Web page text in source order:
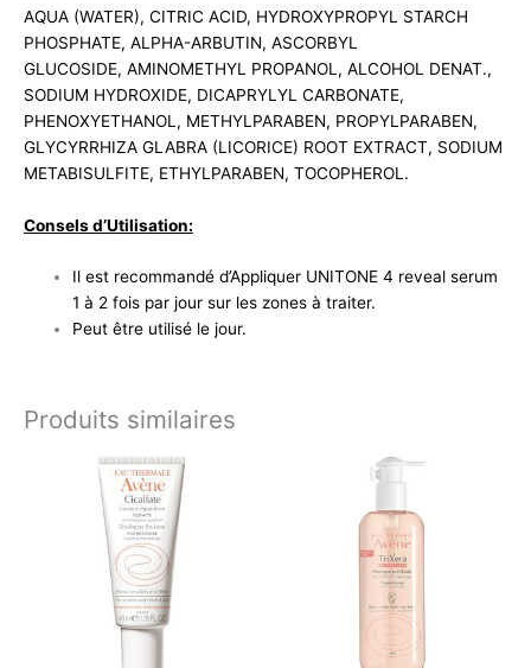
AQUA (WATER), CITRIC ACID, HYDROXYPROPYL STARCH
PHOSPHATE, ALPHA-ARBUTIN, ASCORBYL
GLUCOSIDE, AMINOMETHYL PROPANOL, ALCOHOL DENAT.,
SODIUM HYDROXIDE, DICAPRYLYL CARBONATE,
PHENOXYETHANOL, METHYLPARABEN, PROPYLPARABEN,
GLYCYRRHIZA GLABRA (LICORICE) ROOT EXTRACT, SODIUM
METABISULFITE, ETHYLPARABEN, TOCOPHEROL.
Consels d’Utilisation:
Il est recommandé d’Appliquer UNITONE 4 reveal serum
1 à 2 fois par jour sur les zones à traiter.
Peut être utilisé le jour.
Produits similaires